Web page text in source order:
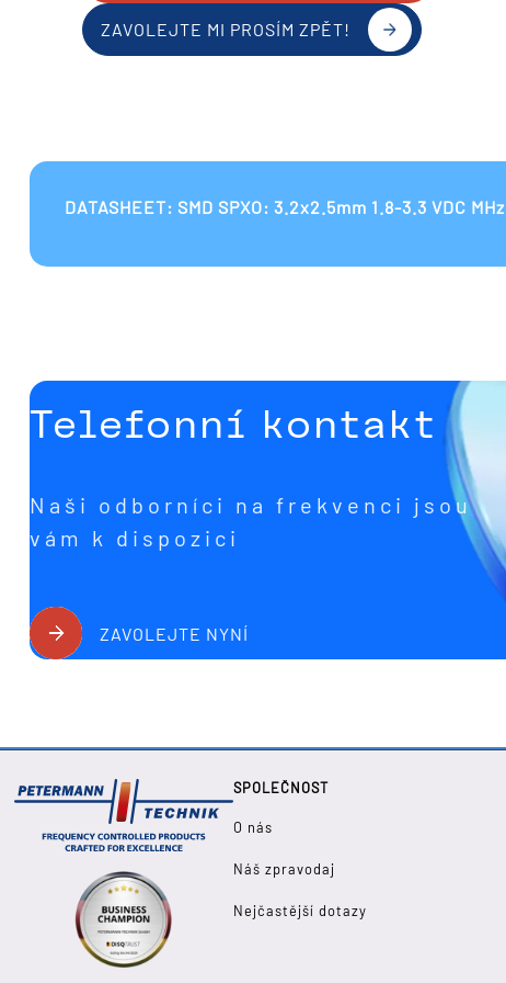
ZAVOLEJTE MI PROSÍM ZPĚT!
DATASHEET: SMD SPXO: 3.2x2.5mm 1.8-3.3 VDC MHz
Telefonní kontakt
Naši odborníci na frekvenci jsou
vám k dispozici
ZAVOLEJTE NYNÍ
SPOLEČNOST
O nás
Náš zpravodaj
Nejčastější dotazy